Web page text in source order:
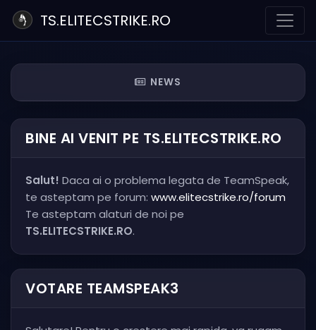
TS.ELITECSTRIKE.RO
NEWS
BINE AI VENIT PE TS.ELITECSTRIKE.RO
Salut! Daca ai o problema legata de TeamSpeak,
te asteptam pe forum: www.elitecstrike.ro/forum
Te asteptam alaturi de noi pe
TS.ELITECSTRIKE.RO.
VOTARE TEAMSPEAK3